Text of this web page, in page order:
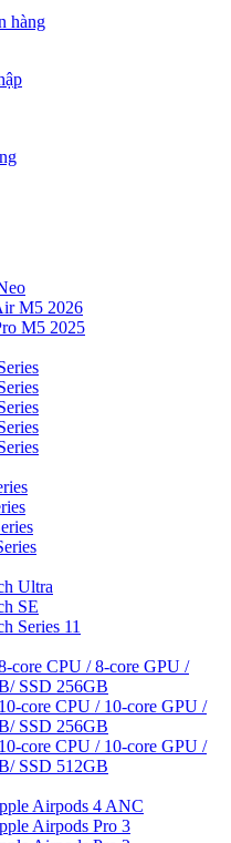
hàng
M5 2026
M5 2025
Ultra
SE
Series 11
core CPU / 8-core GPU /
SSD 256GB
core CPU / 10-core GPU /
SSD 256GB
core CPU / 10-core GPU /
SSD 512GB
Airpods 4 ANC
Airpods Pro 3